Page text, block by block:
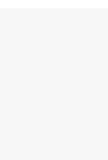
свет для любых
светильник
станет его